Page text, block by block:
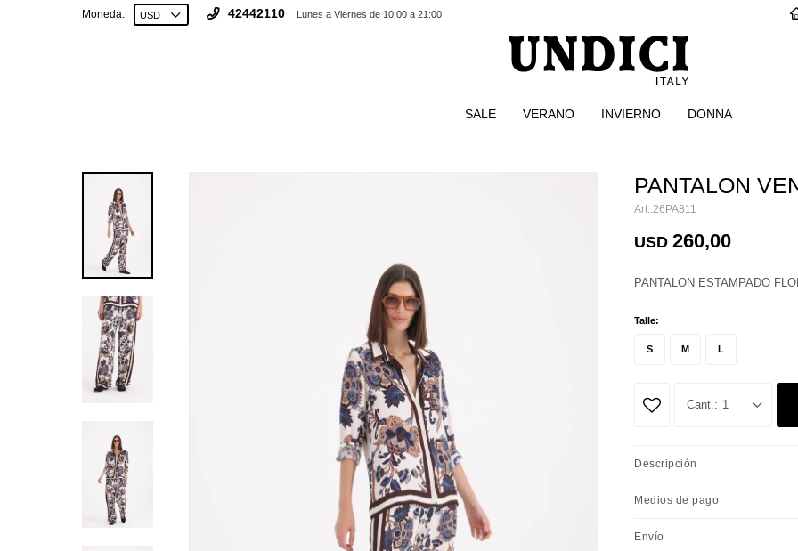
SALE VERANO INVIERNO DONNA
42442110 Lunes a Viernes de 10:00 a 21:00
Moneda:
PANTALON
26PA811
USD 260,00
PANTALON ESTAMPADO
Talle:
S M L
1
Descripción
Medios de pago
Envío